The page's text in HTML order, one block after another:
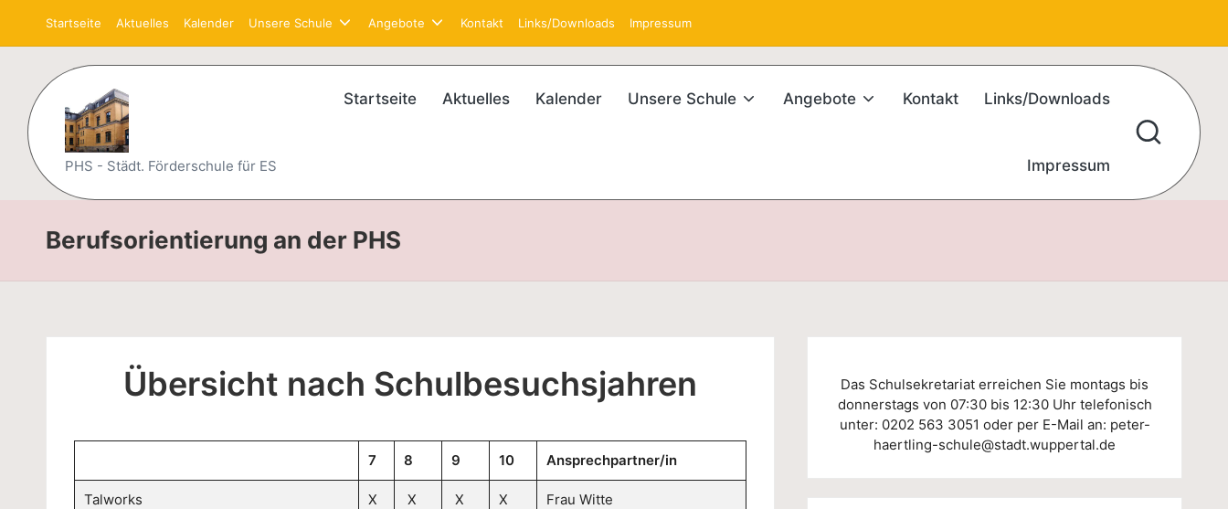
Skip
content
Startseite Aktuelles Kalender Unsere Schule Angebote Kontakt Links/Downloads Impressum
P
et
er
-
H
n
g
PHS - Städt. Förderschule für ES
Startseite Aktuelles Kalender Unsere Schule Angebote Kontakt Links/Downloads
Impressum
Berufsorientierung an der PHS
Übersicht nach Schulbesuchsjahren
7 8 9 10 Ansprechpartner/in
Talworks X X X X Frau Witte
Das Schulsekretariat erreichen Sie montags bis
donnerstags von 07:30 bis 12:30 Uhr telefonisch
unter: 0202 563 3051 oder per E-Mail an: peter-
haertling-schule@stadt.wuppertal.de